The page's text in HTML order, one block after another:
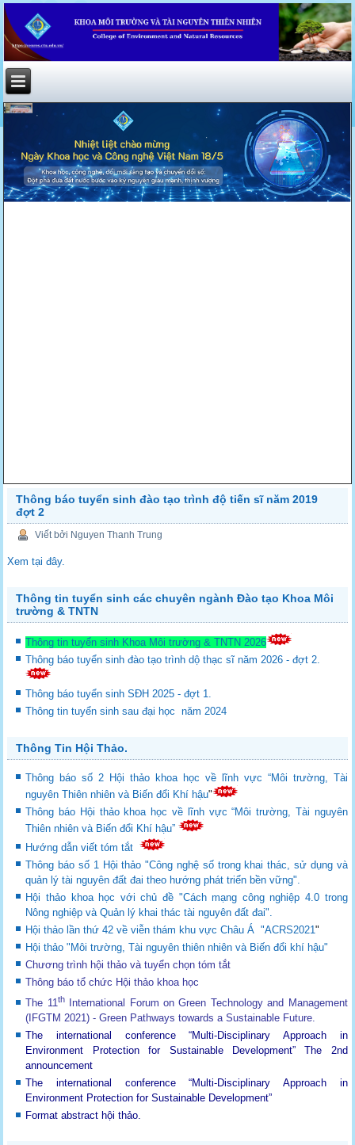
Thông báo tuyển sinh đào tạo trình độ tiến sĩ năm 2019
đợt 2
Viết bởi Nguyen Thanh Trung
Xem tại đây.
Thông tin tuyển sinh các chuyên ngành Đào tạo Khoa Môi
trường & TNTN
Thông tin tuyển sinh Khoa Môi trường & TNTN 2026
Thông báo tuyển sinh đào tạo trình dộ thạc sĩ năm 2026 - đợt 2.
Thông báo tuyển sinh SĐH 2025 - đợt 1.
Thông tin tuyển sinh sau đại học năm 2024
Thông Tin Hội Thảo.
Thông báo số 2 Hội thảo khoa học về lĩnh vực “Môi trường, Tài
nguyên Thiên nhiên và Biến đổi Khí hậu"
Thông báo Hội thảo khoa học về lĩnh vực “Môi trường, Tài nguyên
Thiên nhiên và Biến đổi Khí hậu”
Hướng dẫn viết tóm tắt
Thông báo số 1 Hội thảo "Công nghệ số trong khai thác, sử dụng và
quản lý tài nguyên đất đai theo hướng phát triển bền vững".
Hội thảo khoa học với chủ đề "Cách mạng công nghiệp 4.0 trong
Nông nghiệp và Quản lý khai thác tài nguyên đất đai".
Hội thảo lần thứ 42 về viễn thám khu vực Châu Á "ACRS2021"
Hội thảo "Môi trường, Tài nguyên thiên nhiên và Biến đổi khí hậu"
Chương trình hội thảo và tuyển chọn tóm tắt
Thông báo tổ chức Hội thảo khoa học
The 11thInternational Forum on Green Technology and Management
(IFGTM 2021) - Green Pathways towards a Sustainable Future.
The international conference “Multi-Disciplinary Approach in
Environment Protection for Sustainable Development”The 2nd
announcement
The international conference “Multi-Disciplinary Approach in
Environment Protection for Sustainable Development”
Format abstract hội thảo.